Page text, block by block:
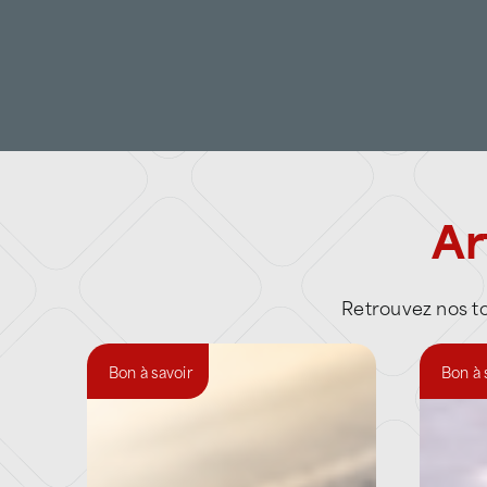
Retrouvez nos
Bon à savoir Bon à